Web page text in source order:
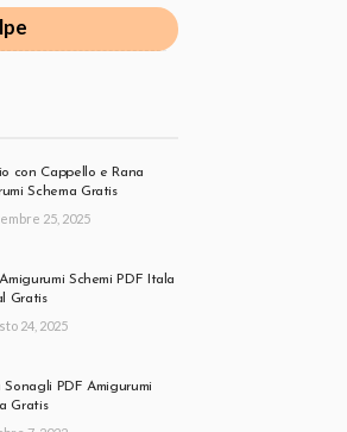
con Cappello e Rana
Schema Gratis
25, 2025
Schemi PDF Itala
Gratis
24, 2025
Sonagli PDF Amigurumi
Gratis